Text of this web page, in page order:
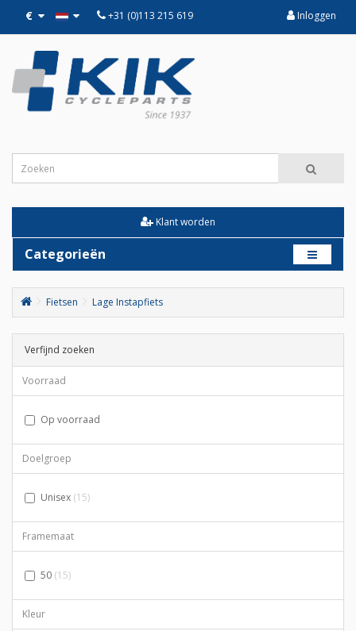
€ +31 (0)113 215 619 Inloggen
Klant worden
Categorieën
Fietsen Lage Instapfiets
Verfijnd zoeken
Voorraad
Op voorraad
Doelgroep
Unisex (15)
Framemaat
50 (15)
Kleur